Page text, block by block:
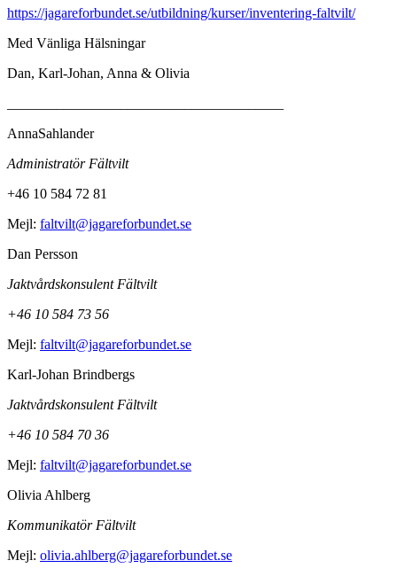
https://jagareforbundet.se/utbildning/kurser/inventering-faltvilt/
Med Vänliga Hälsningar
Dan, Karl-Johan, Anna & Olivia
AnnaSahlander
AdministratörFältvilt
+46 10 584 72 81
Mejl: faltvilt@jagareforbundet.se
Dan Persson
Jaktvårdskonsulent Fältvilt
+46 10 584 73 56
Mejl: faltvilt@jagareforbundet.se
Karl-Johan Brindbergs
Jaktvårdskonsulent Fältvilt
+46 10 584 70 36
Mejl: faltvilt@jagareforbundet.se
Olivia Ahlberg
Kommunikatör Fältvilt
Mejl: olivia.ahlberg@jagareforbundet.se